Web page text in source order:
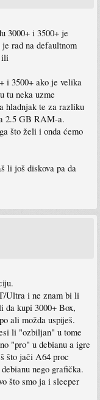
3000+ i 3500+ je
rad na defaultnom
ili
i 3500+ ako je velika
tu neka uzme
hladnjak te za razliku
2.5 GB RAM-a.
što želi i onda ćemo
li još diskova pa da
Ultra i ne znam bi li
kupi 3000+ Box,
ali možda uspiješ.
li "ozbiljan" u tome
"pro" u debianu a igre
što jači A64 proc
nego grafička.
što smo ja i sleeper